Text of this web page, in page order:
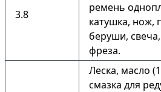
3.8
ремень
катушка, нож,
беруши,
фреза.
Леска, масло
смазка для